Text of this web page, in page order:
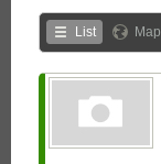
List Map